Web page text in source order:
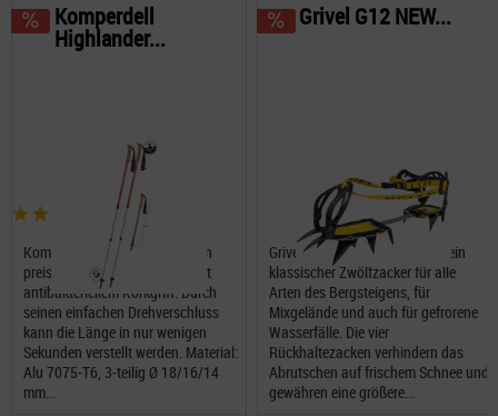
Komperdell Highlander Zero ein
preiswerter Aluminiumstock mit
antibakteriellem Korkgriff. Durch
seinen einfachen Drehverschluss
kann die Länge in nur wenigen
Sekunden verstellt werden. Material:
Alu 7075-T6, 3-teilig Ø 18/16/14
mm...
Komperdell
Highlander...
Grivel G12 NEW CLASSIC Evo ein
klassischer Zwölfzacker für alle
Arten des Bergsteigens, für
Mixgelände und auch für gefrorene
Wasserfälle. Die vier
Rückhaltezacken verhindern das
Abrutschen auf frischem Schnee und
gewähren eine größere...
Grivel G12 NEW...